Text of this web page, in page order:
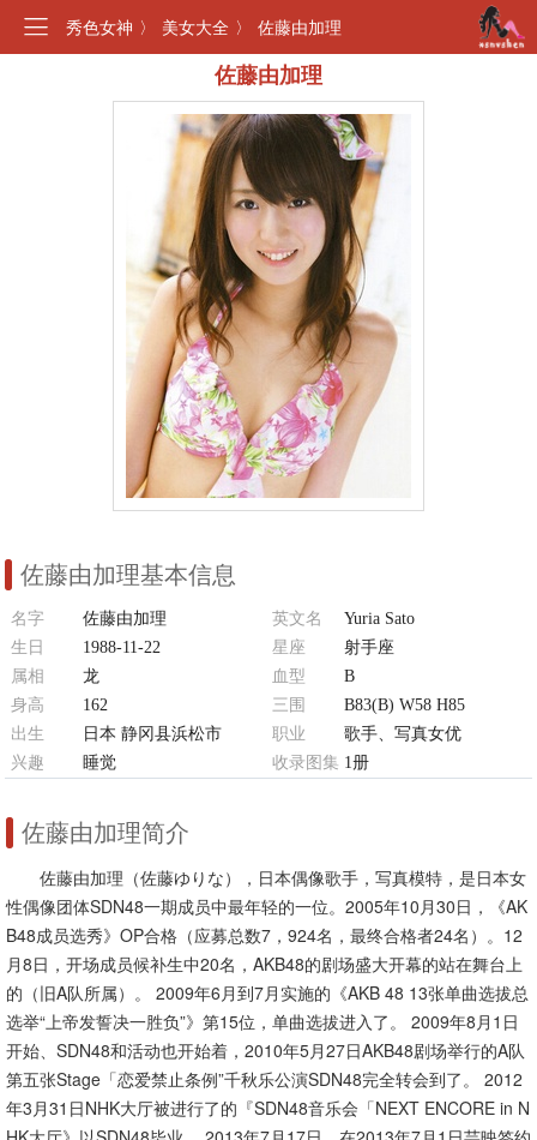
秀色女神 〉 美女大全 〉 佐藤由加理
佐藤由加理
佐藤由加理基本信息
名字 佐藤由加理 英文名
Yuria Sato
生日
1988-11-22 星座
射手座
属相
龙 血型
B
身高
162 三围
B83(B) W58 H85
出生
日本 静冈县浜松市 职业
歌手、写真女优
兴趣
睡觉 收录图集 1册
佐藤由加理简介
佐藤由加理（佐藤ゆりな），日本偶像歌手，写真模特，是日本女
性偶像团体SDN48一期成员中最年轻的一位。2005年10月30日，《AK
B48成员选秀》OP合格（应募总数7，924名，最终合格者24名）。12
月8日，开场成员候补生中20名，AKB48的剧场盛大开幕的站在舞台上
的（旧A队所属）。 2009年6月到7月实施的《AKB 48 13张单曲选拔总
选举“上帝发誓决一胜负”》第15位，单曲选拔进入了。 2009年8月1日
开始、SDN48和活动也开始着，2010年5月27日AKB48剧场举行的A队
第五张Stage「恋爱禁止条例”千秋乐公演SDN48完全转会到了。 2012
年3月31日NHK大厅被进行了的『SDN48音乐会「NEXT ENCORE in N